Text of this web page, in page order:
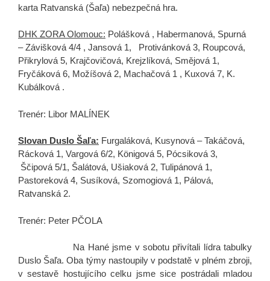
karta Ratvanská (Šaľa) nebezpečná hra.
DHK ZORA Olomouc: Polášková , Habermanová, Spurná
– Závišková 4/4 , Jansová 1, Protivánková 3, Roupcová,
Přikrylová 5, Krajčovičová, Krejzlíková, Smějová 1,
Fryčáková 6, Možíšová 2, Machačová 1 , Kuxová 7, K.
Kubálková .
Trenér: Libor MALÍNEK
Slovan Duslo Šaľa: Furgaláková, Kusynová – Takáčová,
Rácková 1, Vargová 6/2, Königová 5, Pócsiková 3,
Ščipová 5/1, Šalátová, Ušiaková 2, Tulipánová 1,
Pastoreková 4, Susíková, Szomogiová 1, Pálová,
Ratvanská 2.
Trenér: Peter PČOLA
Na Hané jsme v sobotu přivítali lídra tabulky
Duslo Šaľa. Oba týmy nastoupily v podstatě v plném zbroji,
v sestavě hostujícího celku jsme sice postrádali mladou